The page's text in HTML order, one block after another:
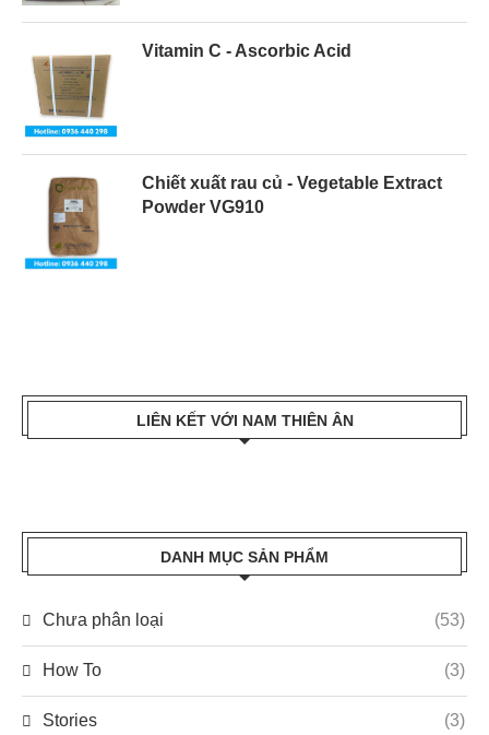
Vitamin C - Ascorbic Acid
Chiết xuất rau củ - Vegetable Extract
Powder VG910
LIÊN KẾT VỚI NAM THIÊN ÂN
DANH MỤC SẢN PHẨM
Chưa phân loại (53)
How To (3)
Stories (3)